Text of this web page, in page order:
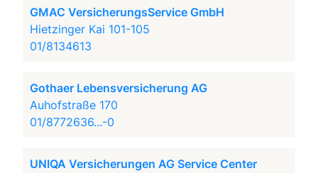
GMAC VersicherungsService GmbH
Hietzinger Kai 101-105
01/8134613
Gothaer Lebensversicherung AG
Auhofstraße 170
01/8772636...-0
UNIQA Versicherungen AG Service Center